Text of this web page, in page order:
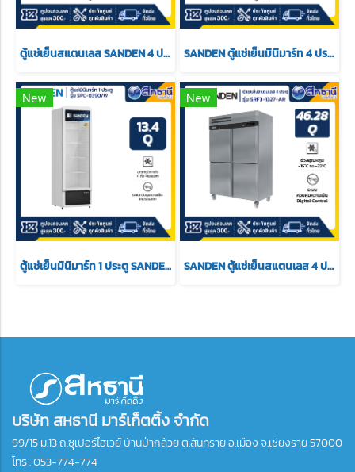
ตู้แช่เย็นสแตนเลส SANDEN 4 ประตู รุ่น RDS-1325 ขนาด 47.6 คิว SANDEN ตู้แช่เย็นมินิมาร์ท 4 ประตู 24Q. สีขาว บนเย็น/ล่าง-8 รุ่น YDM-1105
New
ตู้แช่เย็นมินิมาร์ท 1 ประตู SANDEN รุ่น SPC-0390/W ขนาด 13.4 Q สีขาว
New
SANDEN ตู้แช่เย็นสแตนเลส 4 ประตู แช่แข็ง รุ่น SRF3-1327-AR ขนาด 46.28 Q
บริษัท สหธานี มาร์เก็ตติ้ง จำกัด
99/15 ม.13 ถ.ซุเปอร์ไฮเวย์ บ้านป่ากล้วย ต.สันทราย อ.เมือง จ.เชียงราย 57000
โทร :053-774-774